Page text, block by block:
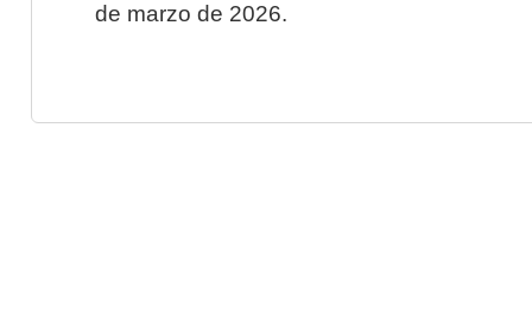
de marzo de 2026.